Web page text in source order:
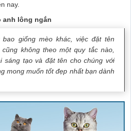
nay.
anh lông ngắn
giống mèo khác, việc đặt tên
không theo một quy tắc nào,
sáng tạo và đặt tên cho chúng với
mong muốn tốt đẹp nhất bạn dành